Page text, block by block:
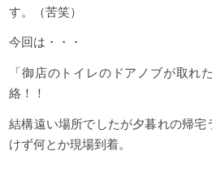
す。（苦笑）
今回は・・・
「御店のトイレのドアノブが取れ
絡！！
結構遠い場所でしたが夕暮れの帰
けず何とか現場到着。